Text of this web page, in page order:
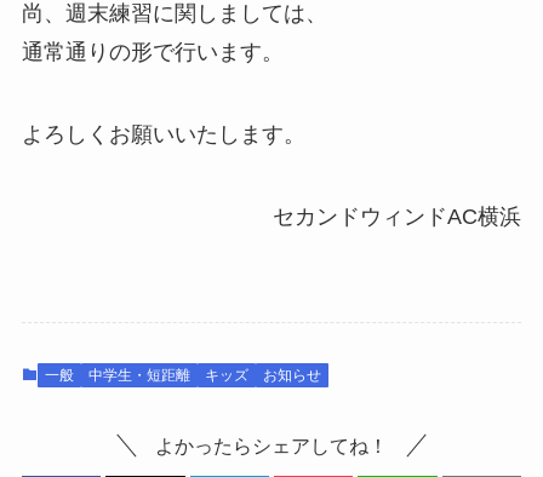
尚、週末練習に関しましては、
通常通りの形で行います。
よろしくお願いいたします。
セカンドウィンドAC横浜
一般 中学生・短距離 キッズ お知らせ
よかったらシェアしてね！